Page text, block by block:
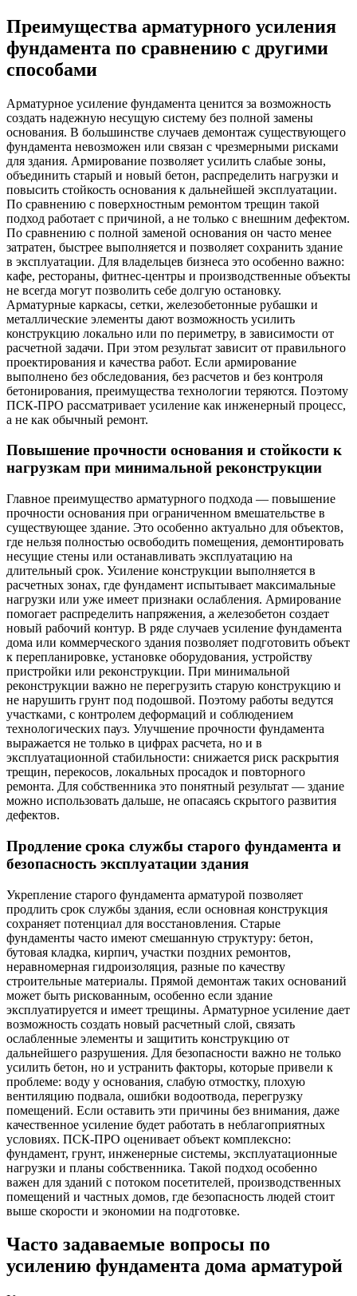
Преимущества арматурного усиления
фундамента по сравнению с другими
способами
Арматурное усиление фундамента ценится за возможность
создать надежную несущую систему без полной замены
основания. В большинстве случаев демонтаж существующего
фундамента невозможен или связан с чрезмерными рисками
для здания. Армирование позволяет усилить слабые зоны,
объединить старый и новый бетон, распределить нагрузки и
повысить стойкость основания к дальнейшей эксплуатации.
По сравнению с поверхностным ремонтом трещин такой
подход работает с причиной, а не только с внешним дефектом.
По сравнению с полной заменой основания он часто менее
затратен, быстрее выполняется и позволяет сохранить здание
в эксплуатации. Для владельцев бизнеса это особенно важно:
кафе, рестораны, фитнес-центры и производственные объекты
не всегда могут позволить себе долгую остановку.
Арматурные каркасы, сетки, железобетонные рубашки и
металлические элементы дают возможность усилить
конструкцию локально или по периметру, в зависимости от
расчетной задачи. При этом результат зависит от правильного
проектирования и качества работ. Если армирование
выполнено без обследования, без расчетов и без контроля
бетонирования, преимущества технологии теряются. Поэтому
ПСК-ПРО рассматривает усиление как инженерный процесс,
а не как обычный ремонт.
Повышение прочности основания и стойкости к
нагрузкам при минимальной реконструкции
Главное преимущество арматурного подхода — повышение
прочности основания при ограниченном вмешательстве в
существующее здание. Это особенно актуально для объектов,
где нельзя полностью освободить помещения, демонтировать
несущие стены или останавливать эксплуатацию на
длительный срок. Усиление конструкции выполняется в
расчетных зонах, где фундамент испытывает максимальные
нагрузки или уже имеет признаки ослабления. Армирование
помогает распределить напряжения, а железобетон создает
новый рабочий контур. В ряде случаев усиление фундамента
дома или коммерческого здания позволяет подготовить объект
к перепланировке, установке оборудования, устройству
пристройки или реконструкции. При минимальной
реконструкции важно не перегрузить старую конструкцию и
не нарушить грунт под подошвой. Поэтому работы ведутся
участками, с контролем деформаций и соблюдением
технологических пауз. Улучшение прочности фундамента
выражается не только в цифрах расчета, но и в
эксплуатационной стабильности: снижается риск раскрытия
трещин, перекосов, локальных просадок и повторного
ремонта. Для собственника это понятный результат — здание
можно использовать дальше, не опасаясь скрытого развития
дефектов.
Продление срока службы старого фундамента и
безопасность эксплуатации здания
Укрепление старого фундамента арматурой позволяет
продлить срок службы здания, если основная конструкция
сохраняет потенциал для восстановления. Старые
фундаменты часто имеют смешанную структуру: бетон,
бутовая кладка, кирпич, участки поздних ремонтов,
неравномерная гидроизоляция, разные по качеству
строительные материалы. Прямой демонтаж таких оснований
может быть рискованным, особенно если здание
эксплуатируется и имеет трещины. Арматурное усиление дает
возможность создать новый расчетный слой, связать
ослабленные элементы и защитить конструкцию от
дальнейшего разрушения. Для безопасности важно не только
усилить бетон, но и устранить факторы, которые привели к
проблеме: воду у основания, слабую отмостку, плохую
вентиляцию подвала, ошибки водоотвода, перегрузку
помещений. Если оставить эти причины без внимания, даже
качественное усиление будет работать в неблагоприятных
условиях. ПСК-ПРО оценивает объект комплексно:
фундамент, грунт, инженерные системы, эксплуатационные
нагрузки и планы собственника. Такой подход особенно
важен для зданий с потоком посетителей, производственных
помещений и частных домов, где безопасность людей стоит
выше скорости и экономии на подготовке.
Часто задаваемые вопросы по
усилению фундамента дома арматурой